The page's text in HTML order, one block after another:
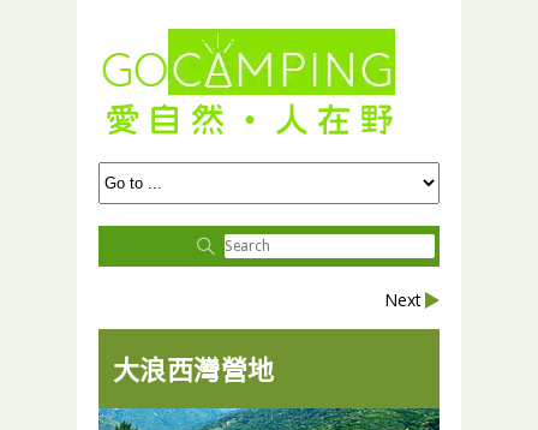
Next
大浪西灣營地